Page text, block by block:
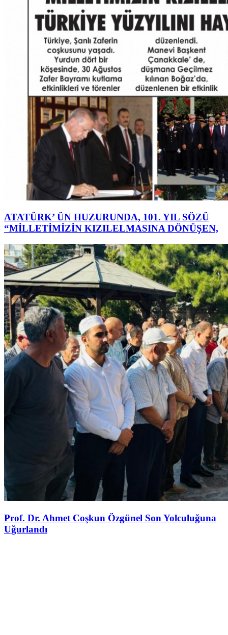
ATATÜRK’ ÜN HUZURUNDA, 101. YIL SÖZÜ
“MİLLETİMİZİN KIZILELMASINA DÖNÜŞEN,
Prof. Dr. Ahmet Coşkun Özgünel Son Yolculuğuna
Uğurlandı